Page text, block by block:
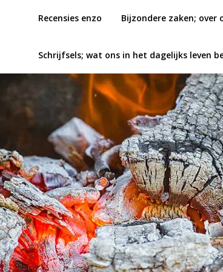
Recensies enzo Bijzondere zaken;
Schrijfsels; wat ons in het dagelijks leven